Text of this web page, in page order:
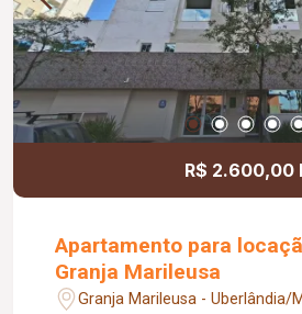
R$ 2.600,00
Apartamento para
Granja Marileusa
Granja Marileusa - Uberlândia/